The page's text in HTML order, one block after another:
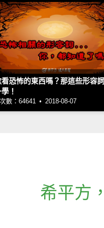
恐怖的東西嗎？那這些形容
！
數：64641 • 2018-08-07
希平方 ，